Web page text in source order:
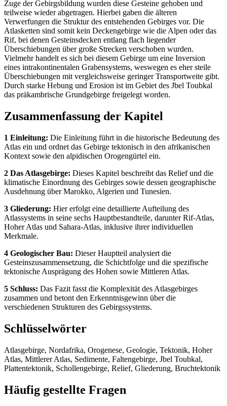
Zuge der Gebirgsbildung wurden diese Gesteine gehoben und
teilweise wieder abgetragen. Hierbei gaben die älteren
Verwerfungen die Struktur des entstehenden Gebirges vor. Die
Atlasketten sind somit kein Deckengebirge wie die Alpen oder das
Rif, bei denen Gesteinsdecken entlang flach liegender
Überschiebungen über große Strecken verschoben wurden.
Vielmehr handelt es sich bei diesem Gebirge um eine Inversion
eines intrakontinentalen Grabensystems, weswegen es eher steile
Überschiebungen mit vergleichsweise geringer Transportweite gibt.
Durch starke Hebung und Erosion ist im Gebiet des Jbel Toubkal
das präkambrische Grundgebirge freigelegt worden.
Zusammenfassung der Kapitel
1 Einleitung: Die Einleitung führt in die historische Bedeutung des
Atlas ein und ordnet das Gebirge tektonisch in den afrikanischen
Kontext sowie den alpidischen Orogengürtel ein.
2 Das Atlasgebirge: Dieses Kapitel beschreibt das Relief und die
klimatische Einordnung des Gebirges sowie dessen geographische
Ausdehnung über Marokko, Algerien und Tunesien.
3 Gliederung: Hier erfolgt eine detaillierte Aufteilung des
Atlassystems in seine sechs Hauptbestandteile, darunter Rif-Atlas,
Hoher Atlas und Sahara-Atlas, inklusive ihrer individuellen
Merkmale.
4 Geologischer Bau: Dieser Hauptteil analysiert die
Gesteinszusammensetzung, die Schichtfolge und die spezifische
tektonische Ausprägung des Hohen sowie Mittleren Atlas.
5 Schluss: Das Fazit fasst die Komplexität des Atlasgebirges
zusammen und betont den Erkenntnisgewinn über die
verschiedenen Strukturen des Gebirgssystems.
Schlüsselwörter
Atlasgebirge, Nordafrika, Orogenese, Geologie, Tektonik, Hoher
Atlas, Mittlerer Atlas, Sedimente, Faltengebirge, Jbel Toubkal,
Plattentektonik, Schollengebirge, Relief, Gliederung, Bruchtektonik
Häufig gestellte Fragen